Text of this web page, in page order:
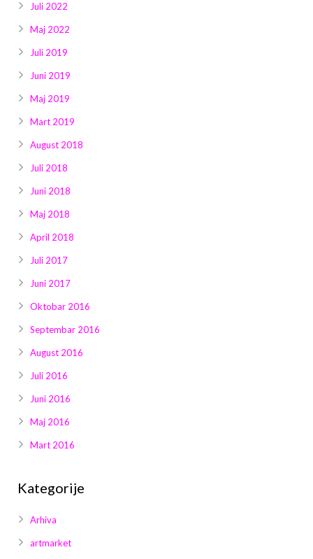
Juli 2022
Maj 2022
Juli 2019
Juni 2019
Maj 2019
Mart 2019
August 2018
Juli 2018
Juni 2018
Maj 2018
April 2018
Juli 2017
Juni 2017
Oktobar 2016
Septembar 2016
August 2016
Juli 2016
Juni 2016
Maj 2016
Mart 2016
Kategorije
Arhiva
artmarket